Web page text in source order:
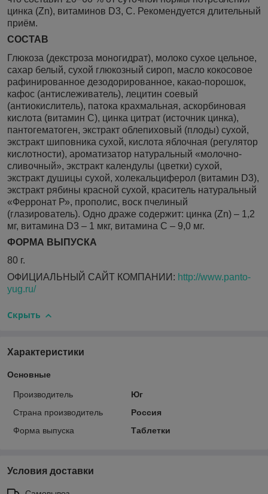
цинка (Zn), витаминов D3, С. Рекомендуется длительный
приём.
СОСТАВ
Глюкоза (декстроза моногидрат), молоко сухое цельное,
сахар белый, сухой глюкозный сироп, масло кокосовое
рафинированное дезодорированное, какао-порошок,
кафос (антислеживатель), лецитин соевый
(антиокислитель), патока крахмальная, аскорбиновая
кислота (витамин С), цинка цитрат (источник цинка),
пантогематоген, экстракт облепиховый (плоды) сухой,
экстракт шиповника сухой, кислота яблочная (регулятор
кислотности), ароматизатор натуральный «молочно-
сливочный», экстракт календулы (цветки) сухой,
экстракт душицы сухой, холекальциферол (витамин D3),
экстракт рябины красной сухой, краситель натуральный
«Ферронат Р», прополис, воск пчелиный
(глазирователь). Одно драже содержит: цинка (Zn) – 1,2
мг, витамина D3 – 1 мкг, витамина С – 9,0 мг.
ФОРМА ВЫПУСКА
80 г.
ОФИЦИАЛЬНЫЙ САЙТ КОМПАНИИ: http://www.panto-
yug.ru/
Скрыть
Характеристики
Основные
Производитель
Юг
Страна производитель
Россия
Форма выпуска
Таблетки
Условия доставки